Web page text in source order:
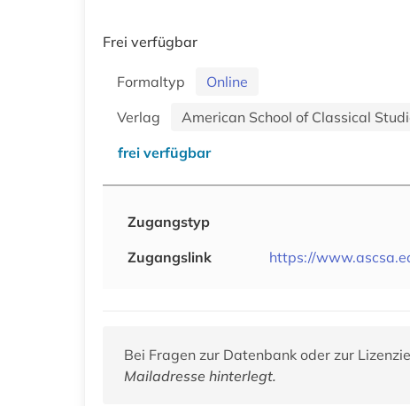
Frei verfügbar
Formaltyp
Online
Verlag
American School of Classical
frei verfügbar
Zugangstyp
Zugangslink
https://
Bei Fragen zur Datenbank oder zur
Mailadresse hinterlegt.